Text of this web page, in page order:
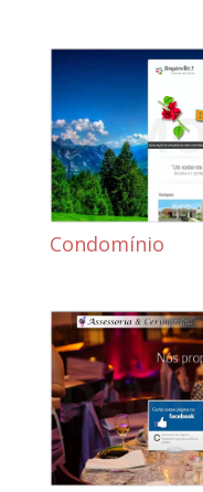
Condomínio